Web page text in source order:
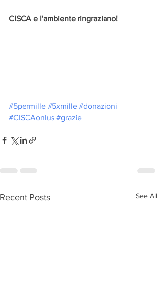
CISCA e l'ambiente ringraziano!
#5permille #5xmille #donazioni
#CISCAonlus #grazie
Recent Posts See All